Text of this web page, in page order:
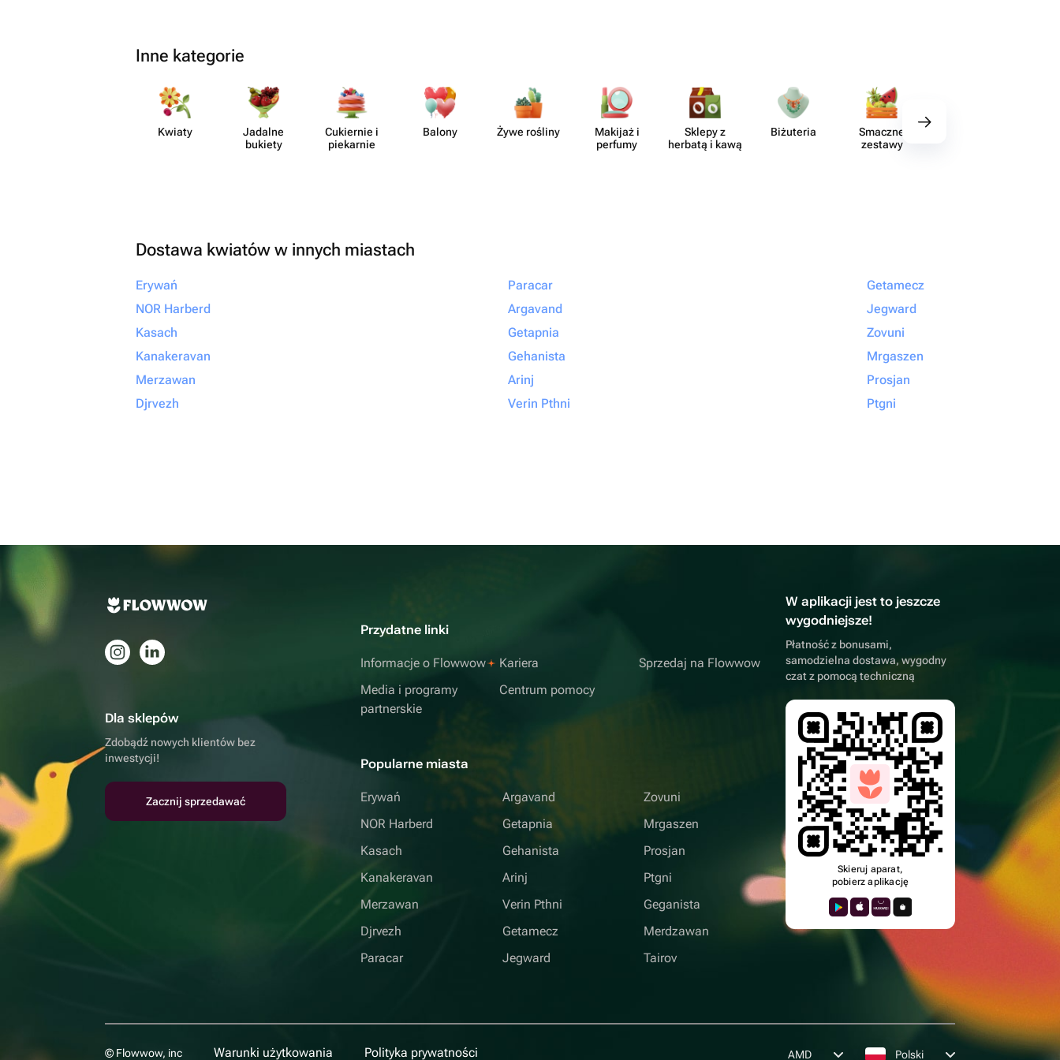
искреннее желание сделать праздник
незабываемым. От всей души
рекомендую! Если вы хотите подарить
своим близким не просто подарок, а
настоящие эмоции и быть уверенными,
что всё будет выполнено с любовью и
Inne kategorie
Kwiaty
Jadalne
bukiety
Cukiernie i
piekarnie
Balony Żywe rośliny
Makijaż i
perfumy
Sklepy z
herbatą i kawą
Biżuteria
Smaczne
zestawy
Dostawa kwiatów w innych miastach
Erywań
NOR Harberd
Kasach
Kanakeravan
Merzawan
Djrvezh
Paracar
Argavand
Getapnia
Gehanista
Arinj
Verin Pthni
Getamecz
Jegward
Zovuni
Mrgaszen
Prosjan
Ptgni
Dla sklepów
Zdobądź nowych klientów bez
inwestycji!
Zacznij sprzedawać
Przydatne linki
Informacje o Flowwow
Media i programy
partnerskie
Kariera
Centrum pomocy
Sprzedaj na Flowwow
Popularne miasta
Erywań
NOR Harberd
Kasach
Kanakeravan
Merzawan
Djrvezh
Paracar
Argavand
Getapnia
Gehanista
Arinj
Verin Pthni
Getamecz
Jegward
Zovuni
Mrgaszen
Prosjan
Ptgni
Geganista
Merdzawan
Tairov
W aplikacji jest to jeszcze
wygodniejsze!
Płatność z bonusami,
samodzielna dostawa, wygodny
czat z pomocą techniczną
Skieruj aparat,
pobierz aplikację
© Flowwow, inc Warunki użytkowania Polityka prywatności AMD Polski